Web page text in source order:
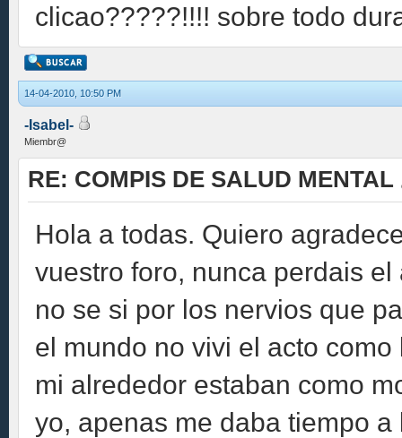
clicao?????!!!! sobre todo
14-04-2010, 10:50 PM
-Isabel-
Miembr@
RE: COMPIS DE SALUD MENTAL
Hola a todas. Quiero
vuestro foro, nunca perdais
no se si por los nervios que
el mundo no vivi el acto
mi alrededor estaban como
yo, apenas me daba tiempo